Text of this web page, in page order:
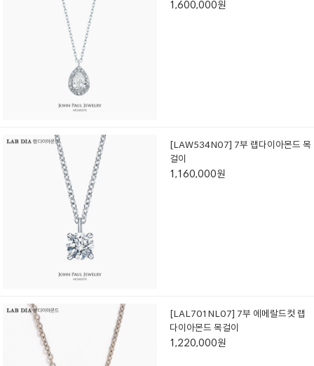
1,600,000원
[LAW534N07] 7부 랩다이아몬드 목
걸이
1,160,000원
[LAL701NL07] 7부 에메랄드컷 랩
다이아몬드 목걸이
1,220,000원